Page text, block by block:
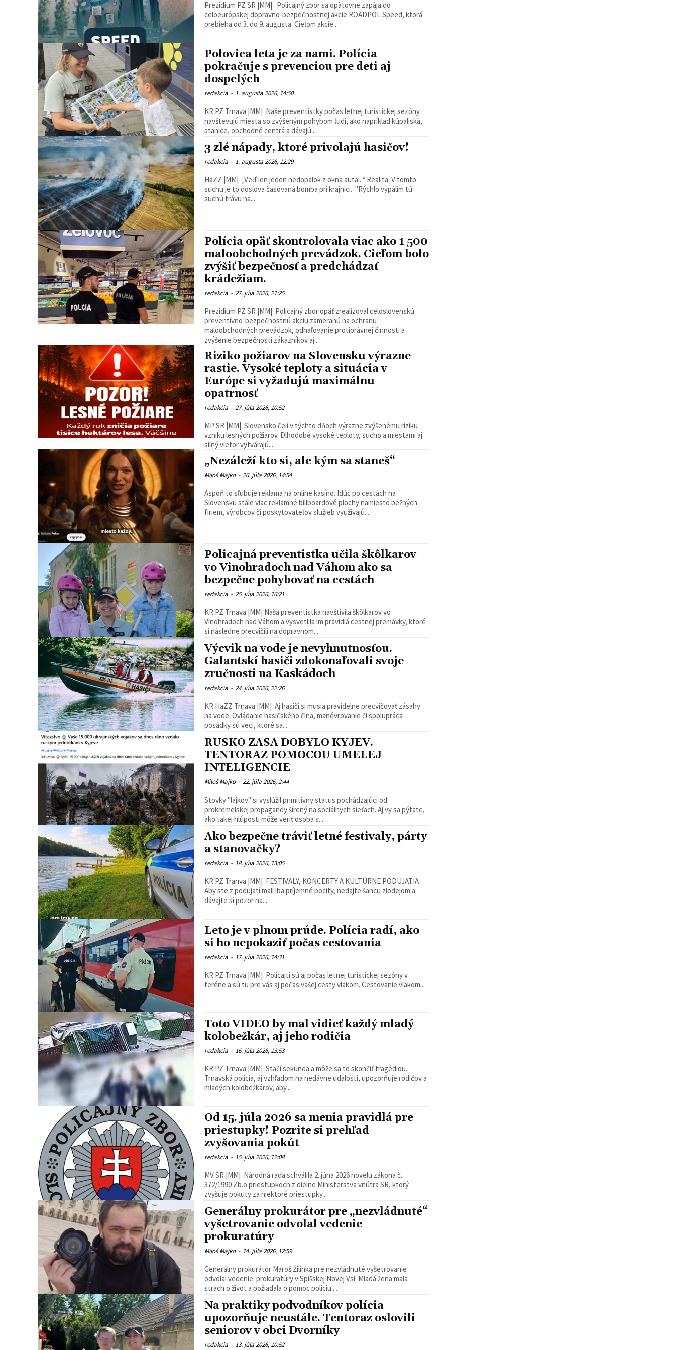
Prezídium PZ SR |MM| Policajný zbor sa opätovne zapája do
celoeurópskej dopravno-bezpečnostnej akcie ROADPOL Speed, ktorá
prebieha od 3. do 9. augusta. Cieľom akcie...
Polovica leta je za nami. Polícia
pokračuje s prevenciou pre deti aj
dospelých
redakcia - 1. augusta 2026, 14:50
KR PZ Trnava |MM| Naše preventistky počas letnej turistickej sezóny
navštevujú miesta so zvýšeným pohybom ľudí, ako napríklad kúpaliská,
stanice, obchodné centrá a dávajú...
3 zlé nápady, ktoré privolajú hasičov!
redakcia - 1. augusta 2026, 12:29
HaZZ |MM| ​„Veď len jeden nedopalok z okna auta...“ ​Realita: V tomto
suchu je to doslova časovaná bomba pri krajnici. ​ "Rýchlo vypálim tú
suchú trávu na...
Polícia opäť skontrolovala viac ako 1 500
maloobchodných prevádzok. Cieľom bolo
zvýšiť bezpečnosť a predchádzať
krádežiam.
redakcia - 27. júla 2026, 21:25
Prezídium PZ SR |MM| Policajný zbor opäť zrealizoval celoslovenskú
preventívno-bezpečnostnú akciu zameranú na ochranu
maloobchodných prevádzok, odhaľovanie protiprávnej činnosti a
zvýšenie bezpečnosti zákazníkov aj...
Riziko požiarov na Slovensku výrazne
rastie. Vysoké teploty a situácia v
Európe si vyžadujú maximálnu
opatrnosť
redakcia - 27. júla 2026, 10:52
MP SR |MM| Slovensko čelí v týchto dňoch výrazne zvýšenému riziku
vzniku lesných požiarov. Dlhodobé vysoké teploty, sucho a miestami aj
silný vietor vytvárajú...
„Nezáleží kto si, ale kým sa staneš“
Miloš Majko - 26. júla 2026, 14:54
Aspoň to sľubuje reklama na online kasíno. Idúc po cestách na
Slovensku stále viac reklamné billboardové plochy namiesto bežných
firiem, výrobcov či poskytovateľov služieb využívajú...
Policajná preventistka učila škôlkarov
vo Vinohradoch nad Váhom ako sa
bezpečne pohybovať na cestách
redakcia - 25. júla 2026, 16:21
KR PZ Trnava |MM| Naša preventistka navštívila škôlkarov vo
Vinohradoch nad Váhom a vysvetlila im pravidlá cestnej premávky, ktoré
si následne precvičili na dopravnom...
Výcvik na vode je nevyhnutnosťou.
Galantskí hasiči zdokonaľovali svoje
zručnosti na Kaskádoch
redakcia - 24. júla 2026, 22:26
KR HaZZ Trnava |MM| Aj hasiči si musia pravidelne precvičovať zásahy
na vode. Ovládanie hasičského člna, manévrovanie či spolupráca
posádky sú veci, ktoré sa...
RUSKO ZASA DOBYLO KYJEV.
TENTORAZ POMOCOU UMELEJ
INTELIGENCIE
Miloš Majko - 22. júla 2026, 2:44
Stovky "lajkov" si vyslúžil primitívny status pochádzajúci od
prokremelskej propagandy šírený na sociálnych sieťach. Aj vy sa pýtate,
ako takej hlúposti môže veriť osoba s...
Ako bezpečne tráviť letné festivaly, párty
a stanovačky?
redakcia - 18. júla 2026, 13:05
KR PZ Tranva |MM| FESTIVALY, KONCERTY A KULTÚRNE PODUJATIA
Aby ste z podujatí mali iba príjemné pocity, nedajte šancu zlodejom a
dávajte si pozor na...
Leto je v plnom prúde. Polícia radí, ako
si ho nepokaziť počas cestovania
redakcia - 17. júla 2026, 14:31
KR PZ Trnava |MM| Policajti sú aj počas letnej turistickej sezóny v
teréne a sú tu pre vás aj počas vašej cesty vlakom. Cestovanie vlakom...
Toto VIDEO by mal vidieť každý mladý
kolobežkár, aj jeho rodičia
redakcia - 16. júla 2026, 13:53
KR PZ Trnava |MM| Stačí sekunda a môže sa to skončiť tragédiou.
Trnavská polícia, aj vzhľadom na nedávne udalosti, upozorňuje rodičov a
mladých kolobežkárov, aby...
Od 15. júla 2026 sa menia pravidlá pre
priestupky! Pozrite si prehľad
zvyšovania pokút
redakcia - 15. júla 2026, 12:08
MV SR |MM| Národná rada schválila 2. júna 2026 novelu zákona č.
372/1990 Zb.o priestupkoch z dielne Ministerstva vnútra SR, ktorý
zvyšuje pokuty za niektoré priestupky...
Generálny prokurátor pre „nezvládnuté“
vyšetrovanie odvolal vedenie
prokuratúry
Miloš Majko - 14. júla 2026, 12:59
Generálny prokurátor Maroš Žilinka pre nezvládnuté vyšetrovanie
odvolal vedenie prokuratúry v Spišskej Novej Vsi. Mladá žena mala
strach o život a požiadala o pomoc políciu....
Na praktiky podvodníkov polícia
upozorňuje neustále. Tentoraz oslovili
seniorov v obci Dvorníky
redakcia - 13. júla 2026, 10:52